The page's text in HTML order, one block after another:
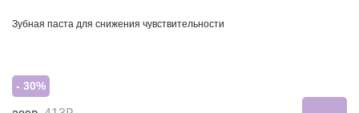
Зубная паста для снижения чувствительности
- 30%